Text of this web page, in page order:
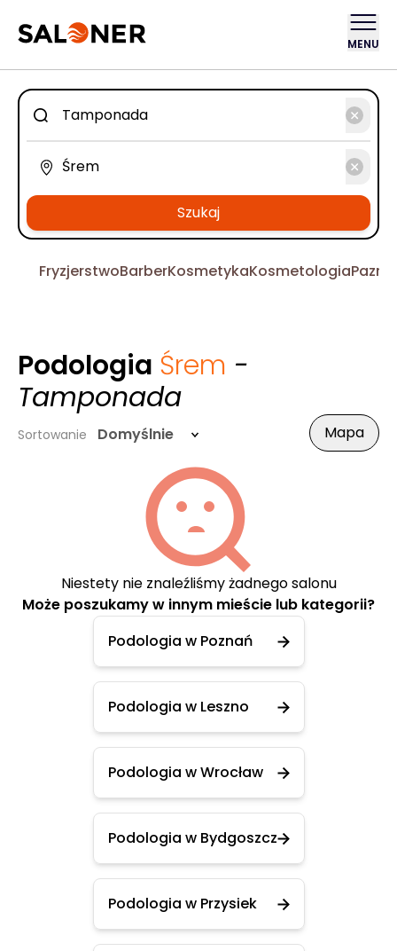
MENU
Szukaj
FryzjerstwoBarberKosmetykaKosmetologia
Podologia Śrem -
Tamponada
Sortowanie Domyślnie Mapa
Niestety nie znaleźliśmy żadnego salonu
Może poszukamy w innym mieście lub kategorii?
Podologia w Poznań
Podologia w Leszno
Podologia w Wrocław
Podologia w Bydgoszcz
Podologia w Przysiek